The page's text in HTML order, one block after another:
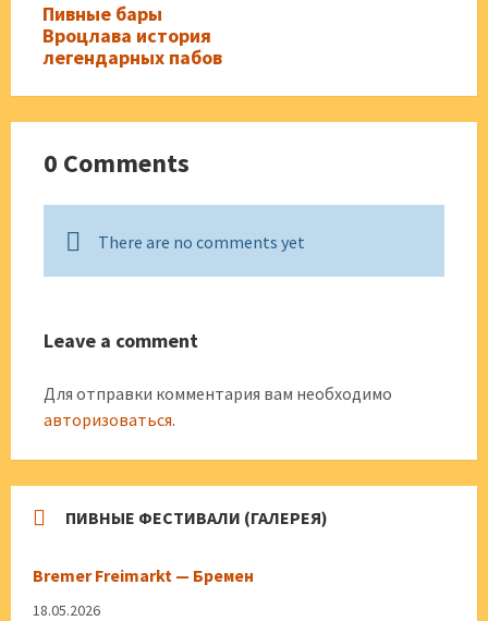
Пивные бары
Вроцлава история
легендарных пабов
0 Comments
There are no comments yet
Leave a comment
Для отправки комментария вам необходимо
авторизоваться.
ПИВНЫЕ ФЕСТИВАЛИ (ГАЛЕРЕЯ)
Bremer Freimarkt — Бремен
18.05.2026